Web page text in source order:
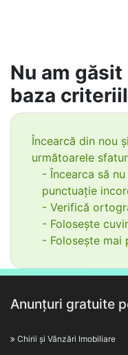
Nu am
baza
Încearcă din nou
următoarele
- Încearca să
punctuație
- Verifică
- Folosește
- Folosește mai
Anunțuri gratuite
Chirii și Vânzări Imobiliare